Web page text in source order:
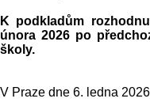
K podkladům
února 2026 po
školy.
V Praze dne 6. ledna 2026